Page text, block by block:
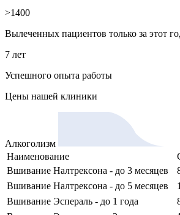
>1400
Вылеченных пациентов только за этот
7 лет
Успешного опыта работы
Цены нашей клиники
Алкоголизм
Наименование
Вшивание Налтрексона - до 3 месяцев
Вшивание Налтрексона - до 5 месяцев
Вшивание Эспераль - до 1 года